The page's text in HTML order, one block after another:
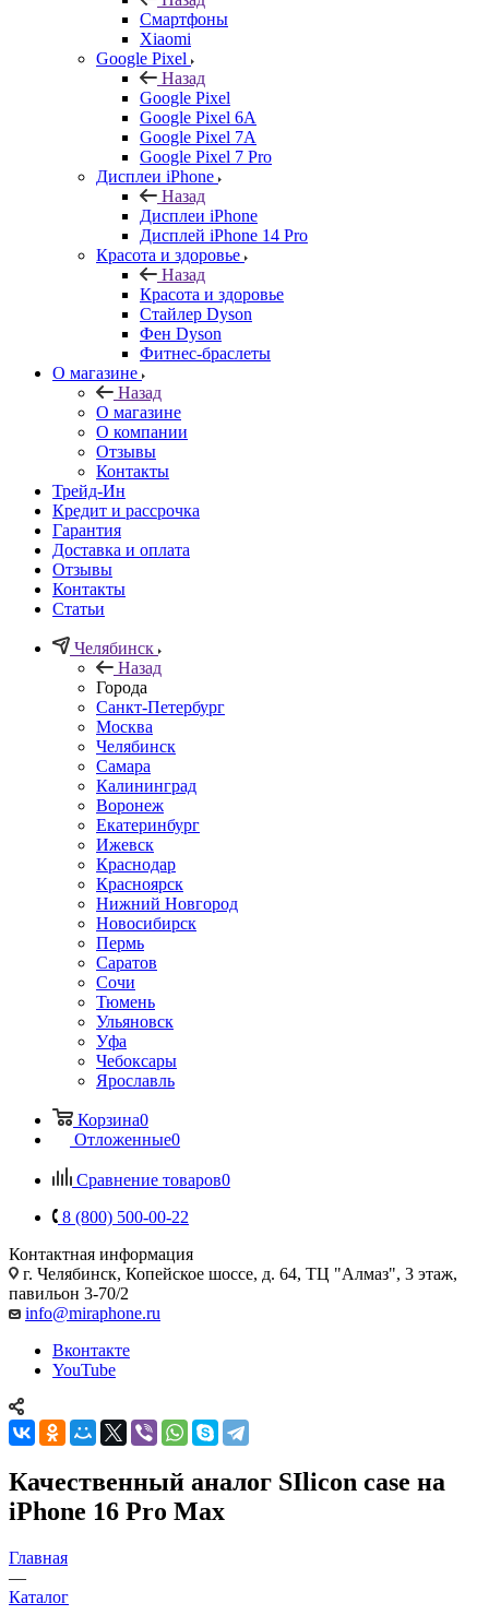
Смартфоны
Xiaomi
Google Pixel
Назад
Google Pixel
Google Pixel 6A
Google Pixel 7А
Google Pixel 7 Pro
Дисплеи iPhone
Назад
Дисплеи iPhone
Дисплей iPhone 14 Pro
Красота и здоровье
Назад
Красота и здоровье
Стайлер Dyson
Фен Dyson
Фитнес-браслеты
О магазине
Назад
О магазине
О компании
Отзывы
Контакты
Трейд-Ин
Кредит и рассрочка
Гарантия
Доставка и оплата
Отзывы
Контакты
Статьи
Челябинск
Назад
Города
Санкт-Петербург
Москва
Челябинск
Самара
Калининград
Воронеж
Екатеринбург
Ижевск
Краснодар
Красноярск
Нижний Новгород
Новосибирск
Пермь
Саратов
Сочи
Тюмень
Ульяновск
Уфа
Чебоксары
Ярославль
Корзина0
Отложенные0
Сравнение товаров0
8 (800) 500-00-22
Контактная информация
г. Челябинск, Копейское шоссе, д. 64, ТЦ "Алмаз", 3 этаж,
павильон 3-70/2
info@miraphone.ru
Вконтакте
YouTube
Качественный аналог SIlicon case на
iPhone 16 Pro Max
Главная
—
Каталог